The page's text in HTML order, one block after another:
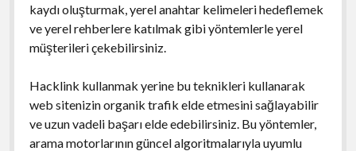
kaydı oluşturmak, yerel anahtar kelimeleri hedeflemek
ve yerel rehberlere katılmak gibi yöntemlerle yerel
müşterileri çekebilirsiniz.
Hacklink kullanmak yerine bu teknikleri kullanarak
web sitenizin organik trafik elde etmesini sağlayabilir
ve uzun vadeli başarı elde edebilirsiniz. Bu yöntemler,
arama motorlarının güncel algoritmalarıyla uyumlu